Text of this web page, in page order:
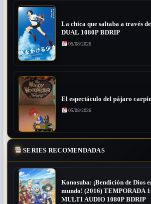
La chica que saltaba a través
DUAL 1080P BDRIP
05/08/2026
El espectáculo del pájaro
05/08/2026
SERIES RECOMENDADAS
Konosuba: ¡Bendición de Dios
mundo! (2016) TEMPORADA
MULTI AUDIO 1080P BDRIP